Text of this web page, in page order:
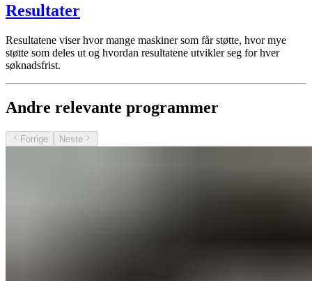
Resultater
Resultatene viser hvor mange maskiner som får støtte, hvor mye
støtte som deles ut og hvordan resultatene utvikler seg for hver
søknadsfrist.
Andre relevante programmer
Forrige Neste